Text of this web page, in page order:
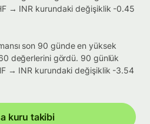
→ INR kurundaki değişiklik -0.45
son 90 günde en yüksek
değerlerini gördü. 90 günlük
→ INR kurundaki değişiklik -3.54
kuru takibi